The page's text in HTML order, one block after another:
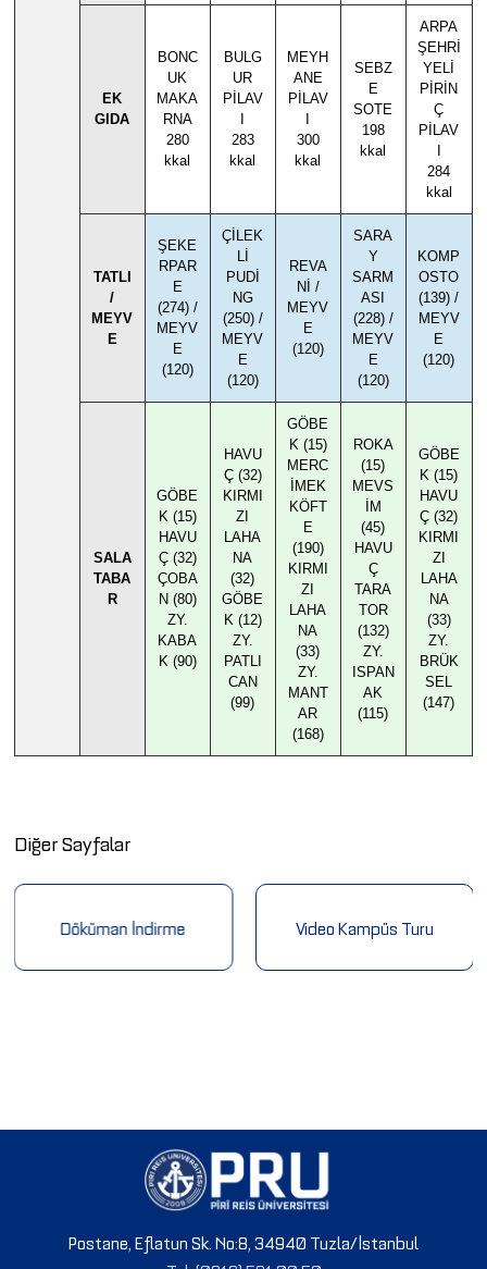
EK
GIDA
BONC
UK
MAKA
RNA
280
kkal
BULG
UR
PİLAV
283
kkal
MEYH
ANE
PİLAV
300
kkal
SEBZ
E
SOTE
198
kkal
ARPA
ŞEHRİ
YELİ
PİRİN
Ç
PİLAV
284
kkal
TATLI
/
MEYV
E
ŞEKE
RPAR
E
(274) /
MEYV
E
(120)
ÇİLEK
Lİ
PUDİ
NG
(250) /
MEYV
E
(120)
REVA
Nİ /
MEYV
E
(120)
SARA
Y
SARM
ASI
(228) /
MEYV
E
(120)
KOMP
OSTO
(139) /
MEYV
E
(120)
SALA
TABA
R
GÖBE
K (15)
HAVU
Ç (32)
ÇOBA
N (80)
ZY.
KABA
K (90)
HAVU
Ç (32)
KIRMI
ZI
LAHA
NA
(32)
GÖBE
K (12)
ZY.
PATLI
CAN
(99)
GÖBE
K (15)
MERC
İMEK
KÖFT
E
(190)
KIRMI
ZI
LAHA
NA
(33)
ZY.
MANT
AR
(168)
ROKA
(15)
MEVS
İM
(45)
HAVU
Ç
TARA
TOR
(132)
ZY.
ISPAN
AK
(115)
GÖBE
K (15)
HAVU
Ç (32)
KIRMI
ZI
LAHA
NA
(33)
ZY.
BRÜK
SEL
(147)
Diğer Sayfalar
Döküman İndirme Video Kampüs Turu
Postane, Eflatun Sk. No:8, 34940 Tuzla/İstanbul